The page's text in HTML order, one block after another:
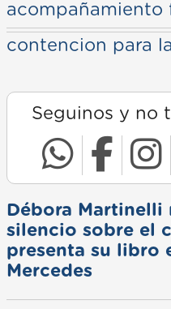
acompañamiento
contencion para
Seguinos y no
Débora Martinelli
silencio sobre el
presenta su libro
Mercedes